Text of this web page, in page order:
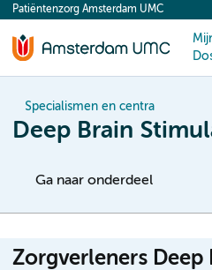
content
Patiëntenzorg Amsterdam UMC
Specialismen en centra
Deep Brain
Ga naar onderdeel
Zorgverleners